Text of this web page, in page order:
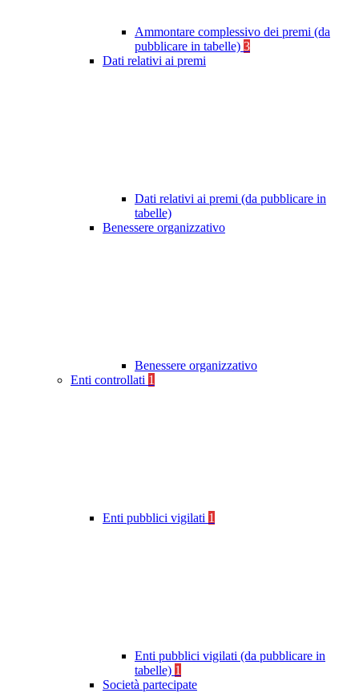
Ammontare complessivo dei premi (da
pubblicare in tabelle) 3
Dati relativi ai premi
Dati relativi ai premi (da pubblicare in
tabelle)
Benessere organizzativo
Benessere organizzativo
Enti controllati 1
Enti pubblici vigilati 1
Enti pubblici vigilati (da pubblicare in
tabelle) 1
Società partecipate